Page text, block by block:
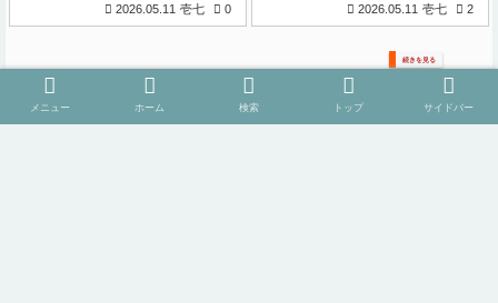
2026.05.11 壱七 0 2026.05.11 壱七 2
続きを見る
メニュー ホーム 検索 トップ サイドバー